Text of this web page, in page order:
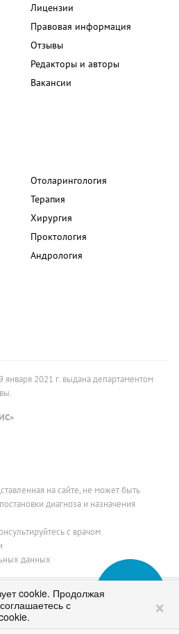
клиник в Москве
cookie. Продолжая
с
×
Лицензии
Правовая информация
Отзывы
Редакторы и авторы
Вакансии
Отоларингология
Терапия
Хирургия
Проктология
Андрология
2021 г. выдана департаментом
на сайте, не может быть
диагноза и назначения
с врачом.
данных
НЕОБХОДИМО
СО СПЕЦИАЛИСТОМ